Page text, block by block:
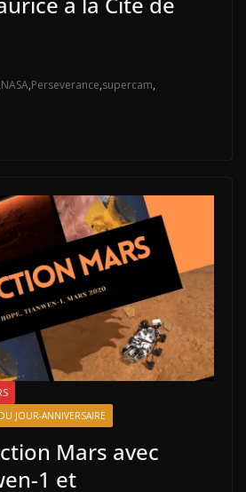
NASA,Perseverance,supercam,
JOUR-ANNIVERSAIRE
Mars avec
1 et